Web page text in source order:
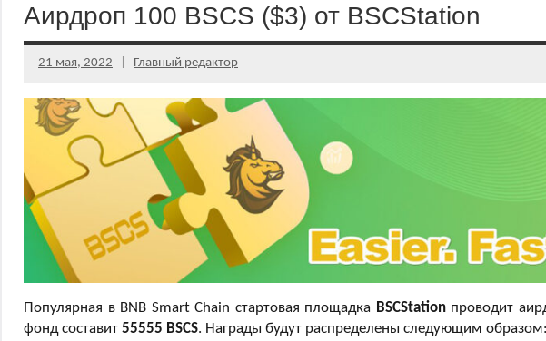
Аирдроп 100 BSCS ($3) от BSCStation
21 мая, 2022 Главный редактор
Популярная в BNB Smart Chain стартовая площадка BSCStationпроводит
фонд составит 55555 BSCS. Награды будут распределены следующим образом: